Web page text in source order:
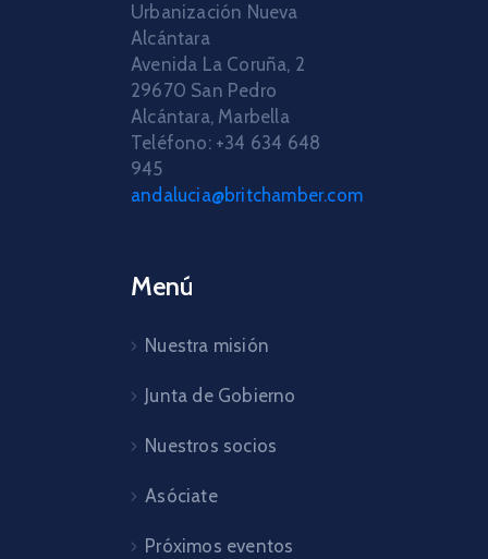
Urbanización Nueva
Alcántara
Avenida La Coruña, 2
29670 San Pedro
Alcántara, Marbella
Teléfono: +34 634 648
945
andalucia@britchamber.com
Menú
Nuestra misión
Junta de Gobierno
Nuestros socios
Asóciate
Próximos eventos